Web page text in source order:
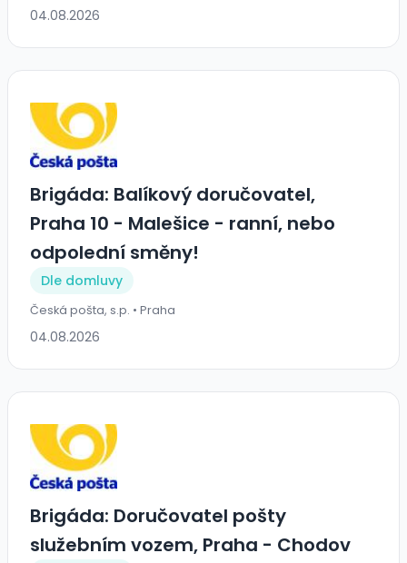
04.08.2026
Brigáda: Balíkový doručovatel,
Praha 10 - Malešice - ranní, nebo
odpolední směny!
Dle domluvy
Česká pošta, s.p. • Praha
04.08.2026
Brigáda: Doručovatel pošty
služebním vozem, Praha - Chodov